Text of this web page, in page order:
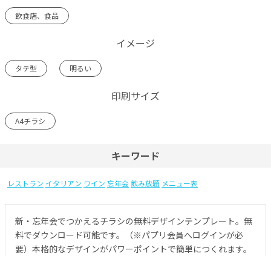
飲食店、食品
イメージ
タテ型 明るい
印刷サイズ
A4チラシ
キーワード
レストラン イタリアン ワイン 忘年会飲み放題 メニュー表
新・忘年会でつかえるチラシの無料デザインテンプレート。無
料でダウンロード可能です。（※パプリ会員へログインが必
要）本格的なデザインがパワーポイントで簡単につくれます。